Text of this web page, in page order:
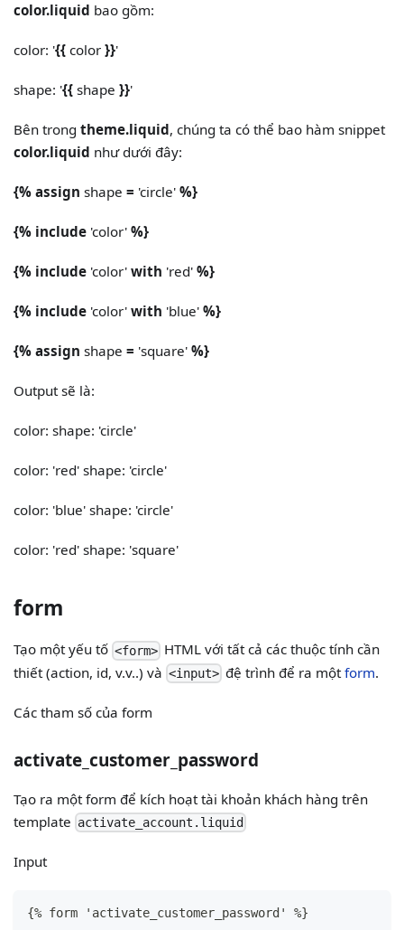
color.liquid bao gồm:
color: '{{ color}}'
shape: '{{ shape}}'
Bên trongtheme.liquid, chúng ta có thể bao hàm snippet
color.liquid như dưới đây:
{% assign shape= 'circle'%}
{% include 'color'%}
{% include 'color'with 'red'%}
{% include 'color'with 'blue'%}
{% assign shape= 'square'%}
Output sẽ là:
color: shape: 'circle'
color: 'red' shape: 'circle'
color: 'blue' shape: 'circle'
color: 'red' shape: 'square'
form
Tạo một yếu tố<form> HTML với tất cả các thuộc tính cần
thiết (action, id, v.v..) và<input> đệ trình để ra mộtform.
Các tham số của form
activate_customer_password
Tạo ra một form để kích hoạt tài khoản khách hàng trên
template activate_account.liquid
Input
{% form 'activate_customer_password' %}